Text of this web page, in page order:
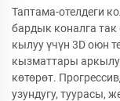
Таптама-отелдеги
бардык коналга
кылуу үчүн 3D оюн
кызматтары
көтөрөт.
узундугу, туурасы,